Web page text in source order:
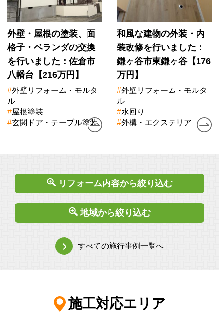
外壁・屋根の塗装、面
格子・ベランダの交換
を行いました：佐倉市
八幡台【216万円】
#外壁リフォーム・モルタ
ル
#屋根塗装
#玄関ドア・テーブル塗装
和風な建物の外装・内
装改修を行いました：
鎌ヶ谷市東鎌ヶ谷【176
万円】
#外壁リフォーム・モルタ
ル
#水回り
#外構・エクステリア
リフォーム内容から絞り込む
地域から絞り込む
すべての施行事例一覧へ
施工対応エリア